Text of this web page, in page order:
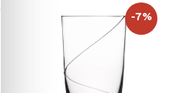
-7%